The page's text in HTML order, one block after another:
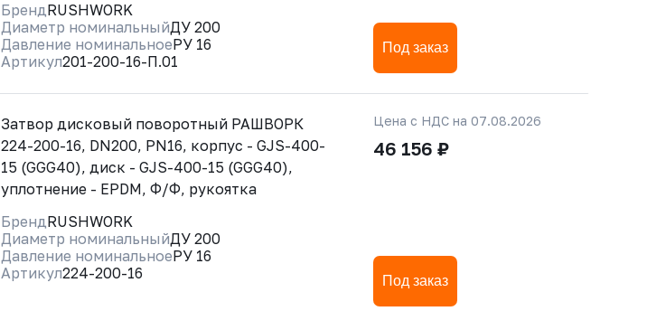
БрендRUSHWORK
Диаметр номинальныйДУ 200
Давление номинальноеРУ 16
Артикул201-200-16-П.01
Под заказ
Затвор дисковый поворотный РАШВОРК
224-200-16, DN200, PN16, корпус - GJS-400-
15 (GGG40), диск - GJS-400-15 (GGG40),
уплотнение - EPDM, Ф/Ф, рукоятка
БрендRUSHWORK
Диаметр номинальныйДУ 200
Давление номинальноеРУ 16
Артикул224-200-16
Цена с НДС на 07.08.2026
46 156 ₽
Под заказ